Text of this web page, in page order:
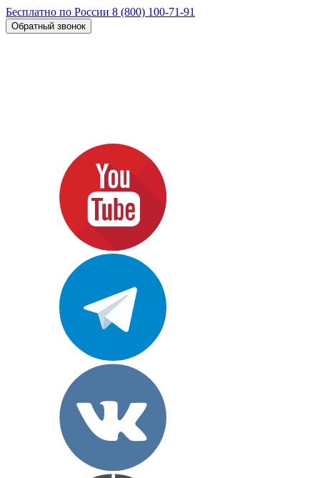
Бесплатно по России 8 (800) 100-71-91
Обратный звонок